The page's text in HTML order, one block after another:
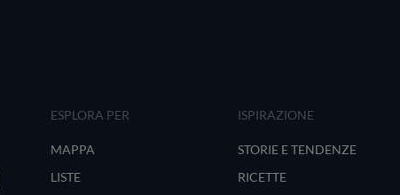
ESPLORA PER
MAPPA
LISTE
ISPIRAZIONE
STORIE E TENDENZE
RICETTE